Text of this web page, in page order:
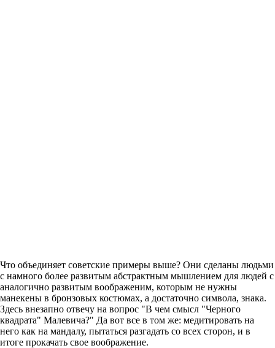
Что объединяет советские примеры выше? Они сделаны людьми
с намного более развитым абстрактным мышлением для людей с
аналогично развитым воображеним, которым не нужны
манекены в бронзовых костюмах, а достаточно символа, знака.
Здесь внезапно отвечу на вопрос "В чем смысл "Черного
квадрата" Малевича?" Да вот все в том же: медитировать на
него как на мандалу, пытаться разгадать со всех сторон, и в
итоге прокачать свое воображение.